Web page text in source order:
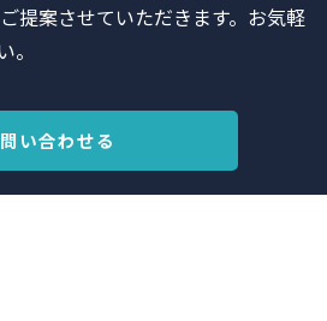
提案させていただきます。お気軽
問い合わせる